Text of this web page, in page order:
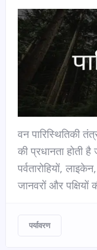
वन पारिस्थितिकी
की प्रधानता होती
पर्वतारोहियों,
जानवरों और
पर्यावरण